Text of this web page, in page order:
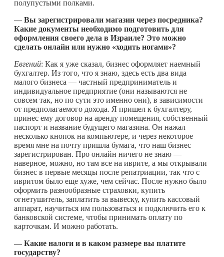
полупустыми полками.
— Вы зарегистрировали магазин через посредника?
Какие документы необходимо подготовить для
оформления своего дела в Израиле? Это можно
сделать онлайн или нужно «ходить ногами»?
Евгений: Как я уже сказал, бизнес оформляет наемный
бухгалтер. Из того, что я знаю, здесь есть два вида
малого бизнеса — частный предприниматель и
индивидуальное предприятие (они называются не
совсем так, но по сути это именно они), в зависимости
от предполагаемого дохода. Я пришел к бухгалтеру,
принес ему договор на аренду помещения, собственный
паспорт и название будущего магазина. Он нажал
несколько кнопок на компьютере, и через некоторое
время мне на почту пришла бумага, что наш бизнес
зарегистрирован. Про онлайн ничего не знаю —
наверное, можно, но там все на иврите, а мы открывали
бизнес в первые месяцы после репатриации, так что с
ивритом было еще хуже, чем сейчас. После нужно было
оформить разнообразные страховки, купить
огнетушитель, заплатить за вывеску, купить кассовый
аппарат, научиться им пользоваться и подключить его к
банковской системе, чтобы принимать оплату по
карточкам. И можно работать.
— Какие налоги и в каком размере вы платите
государству?